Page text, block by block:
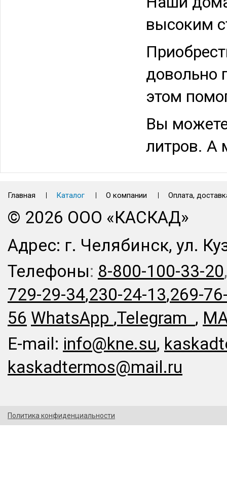
высоким
довольно
этом
Вы
литров. А
Главная Каталог О компании Оплата,
© 2026 ООО «КАСКАД»
Адрес: г. Челябинск, ул.
Телефоны: 8-800-100-33-20
729-29-34,230-24-13,269-
56 WhatsApp ,Telegram ,
E-mail: info@kne.su,
kaskadtermos@mail.ru
Политика конфиденциальности